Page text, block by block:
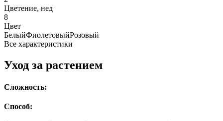
Цветение, нед
8
Цвет
БелыйФиолетовыйРозовый
Все характеристики
Уход за растением
Сложность:
Способ: